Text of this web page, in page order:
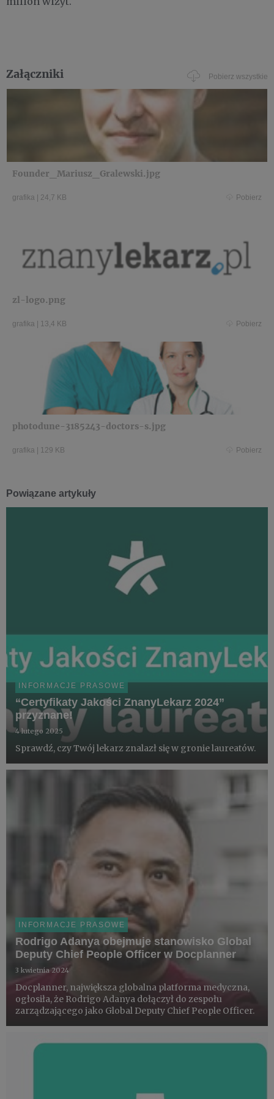
Załączniki Pobierz wszystkie
Founder_Mariusz_Gralewski.jpg
grafika 24,7 KB Pobierz
zl-logo.png
grafika 13,4 KB Pobierz
photodune-3185243-doctors-s.jpg
grafika 129 KB Pobierz
Powiązane artykuły
INFORMACJE PRASOWE
“Certyfikaty Jakości ZnanyLekarz 2024”
przyznane!
4 lutego 2025
Sprawdź, czy Twój lekarz znalazł się w gronie laureatów.
INFORMACJE PRASOWE
Rodrigo Adanya obejmuje stanowisko Global
Deputy Chief People Officer w Docplanner
3 kwietnia 2024
Docplanner, największa globalna platforma medyczna,
ogłosiła, że Rodrigo Adanya dołączył do zespołu
zarządzającego jako Global Deputy Chief People Officer.